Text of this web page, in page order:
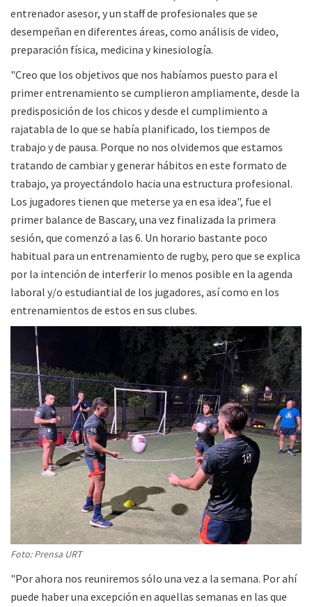
entrenador asesor, y un staff de profesionales que se
desempeñan en diferentes áreas, como análisis de video,
preparación física, medicina y kinesiología.
"Creo que los objetivos que nos habíamos puesto para el
primer entrenamiento se cumplieron ampliamente, desde la
predisposición de los chicos y desde el cumplimiento a
rajatabla de lo que se había planificado, los tiempos de
trabajo y de pausa. Porque no nos olvidemos que estamos
tratando de cambiar y generar hábitos en este formato de
trabajo, ya proyectándolo hacia una estructura profesional.
Los jugadores tienen que meterse ya en esa idea", fue el
primer balance de Bascary, una vez finalizada la primera
sesión, que comenzó a las 6. Un horario bastante poco
habitual para un entrenamiento de rugby, pero que se explica
por la intención de interferir lo menos posible en la agenda
laboral y/o estudiantial de los jugadores, así como en los
entrenamientos de estos en sus clubes.
Foto: Prensa URT
"Por ahora nos reuniremos sólo una vez a la semana. Por ahí
puede haber una excepción en aquellas semanas en las que